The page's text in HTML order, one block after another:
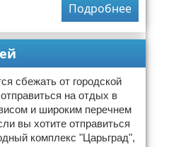
Подробнее
сбежать от городской
на отдых в
и широким перечнем
вы хотите отправиться
комплекс "Царьград",